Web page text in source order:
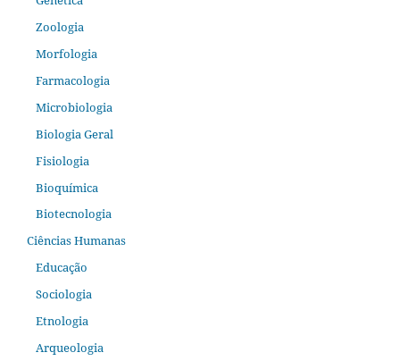
Zoologia
Morfologia
Farmacologia
Microbiologia
Biologia Geral
Fisiologia
Bioquímica
Biotecnologia
Ciências Humanas
Educação
Sociologia
Etnologia
Arqueologia